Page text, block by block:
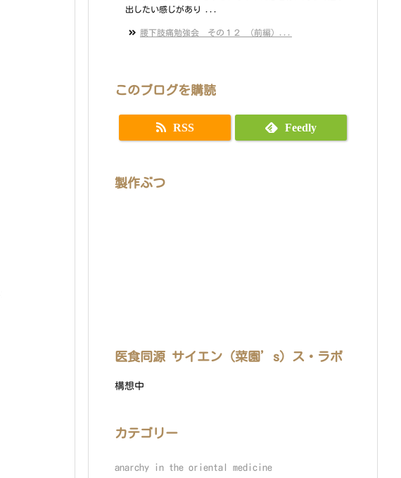
出したい感じがあり ...
腰下肢痛勉強会 その１２ （前編）...
このブログを購読
RSS Feedly
製作ぶつ
医食同源 サイエン（菜園’s）ス・ラボ
構想中
カテゴリー
anarchy in the oriental medicine